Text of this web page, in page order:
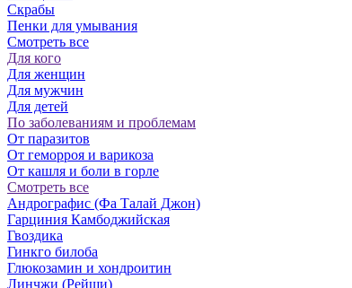
Скрабы
Пенки для умывания
Смотреть все
Для кого
Для женщин
Для мужчин
Для детей
По заболеваниям и проблемам
От паразитов
Oт геморроя и варикоза
От кашля и боли в горле
Смотреть все
Андрографис (Фа Талай Джон)
Гарциния Камбоджийская
Гвоздика
Гинкго билоба
Глюкозамин и хондроитин
Линчжи (Рейши)